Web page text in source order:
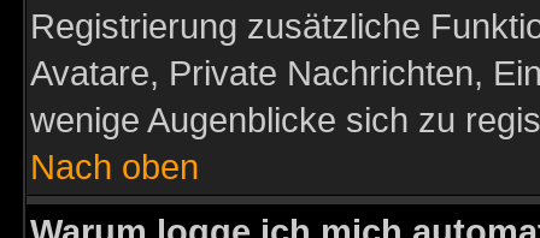
Registrierung zusätzliche
Avatare, Private Nachrichten,
wenige Augenblicke sich zu
Nach oben